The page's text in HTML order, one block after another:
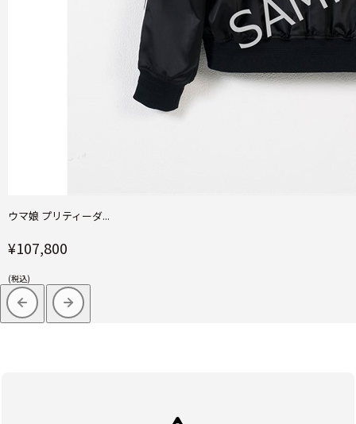
ウマ娘 プリティーダ...
¥107,800
(税込)